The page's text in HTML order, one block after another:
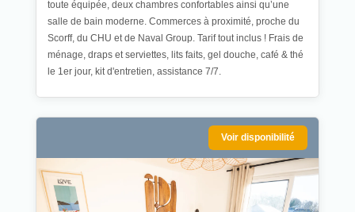
toute équipée, deux chambres confortables ainsi qu’une
salle de bain moderne. Commerces à proximité, proche du
Scorff, du CHU et de Naval Group. Tarif tout inclus ! Frais de
ménage, draps et serviettes, lits faits, gel douche, café & thé
le 1er jour, kit d'entretien, assistance 7/7.
Voir disponibilité